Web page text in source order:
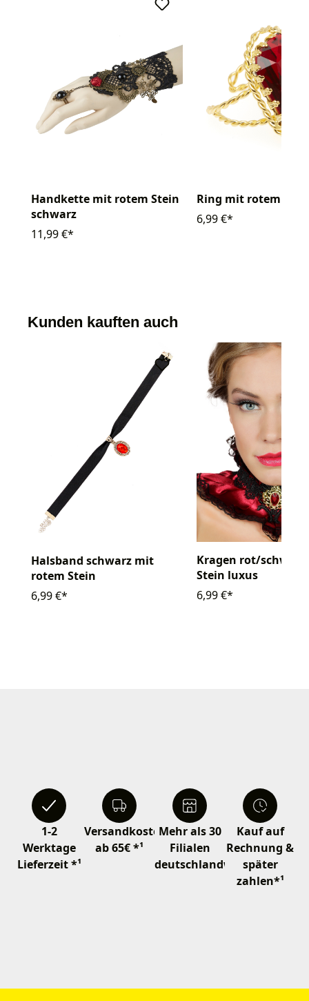
Handkette mit rotem Stein
schwarz
11,99 €*
Ring mit rotem
6,99 €*
Kunden kauften auch
Halsband schwarz mit
rotem Stein
6,99 €*
Kragen rot/
Stein luxus
6,99 €*
1-2
Werktage
Lieferzeit *¹
Versandkostenfrei
ab 65€ *¹
Mehr als 30
Filialen
deutschlandweit
Kauf auf
Rechnung &
später
zahlen*¹